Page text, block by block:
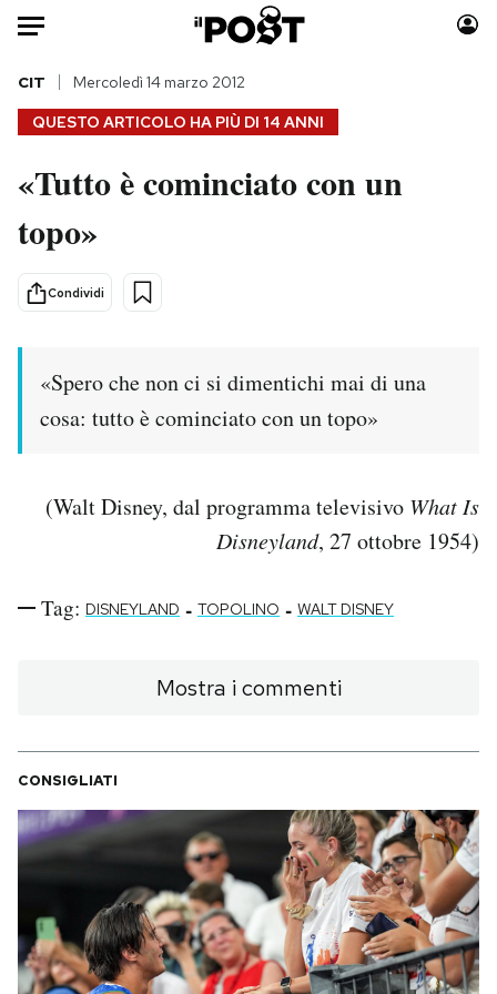
HOME
Italia
Politica
Tecnologia
Internet
Cultura
Economia
Moda
Europa
Altrecose
NEWSLETTER
I MIEI PREFERITI
CALENDARIO
AREA PERSONALE
Area Personale
Newsletter
QUESTO ARTICOLO HA PIÙ DI 14 ANNI
CIT Mercoledì 14 marzo 2012
«Tutto è cominciato con un
topo»
Condividi
«Spero che non ci si dimentichi mai di una
cosa: tutto è cominciato con un topo»
(Walt Disney, dal programma televisivo What Is
Disneyland, 27 ottobre 1954)
Tag: DISNEYLAND - TOPOLINO - WALT DISNEY
Mostra i commenti
CONSIGLIATI